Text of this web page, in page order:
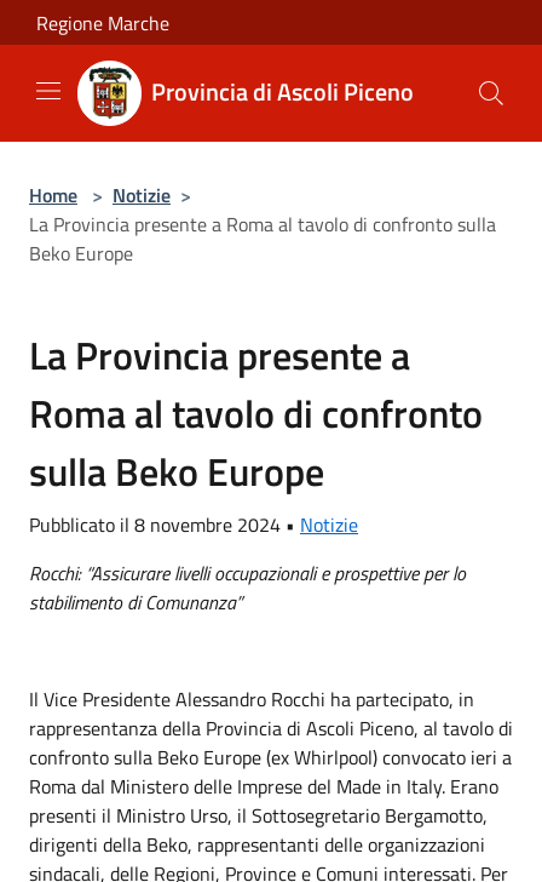
Salta al contenuto principale
Regione Marche
Provincia di Ascoli Piceno
Home > Notizie >
La Provincia presente a Roma al tavolo di confronto sulla
Beko Europe
La Provincia presente a
Roma al tavolo di confronto
sulla Beko Europe
Pubblicato il 8 novembre 2024 • Notizie
Rocchi: “Assicurare livelli occupazionali e prospettive per lo
stabilimento di Comunanza”
Il Vice Presidente Alessandro Rocchi ha partecipato, in
rappresentanza della Provincia di Ascoli Piceno, al tavolo di
confronto sulla Beko Europe (ex Whirlpool) convocato ieri a
Roma dal Ministero delle Imprese del Made in Italy. Erano
presenti il Ministro Urso, il Sottosegretario Bergamotto,
dirigenti della Beko, rappresentanti delle organizzazioni
sindacali, delle Regioni, Province e Comuni interessati. Per